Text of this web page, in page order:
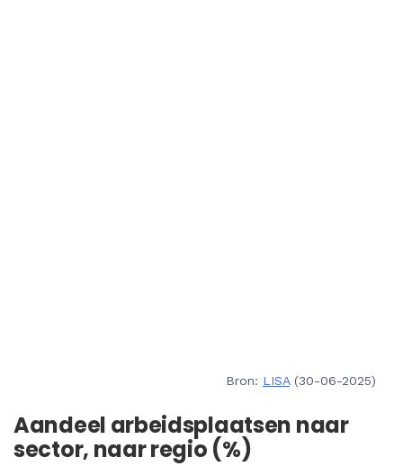
Bron: LISA(30-06-2025)
Aandeel arbeidsplaatsen naar
sector, naar regio (%)